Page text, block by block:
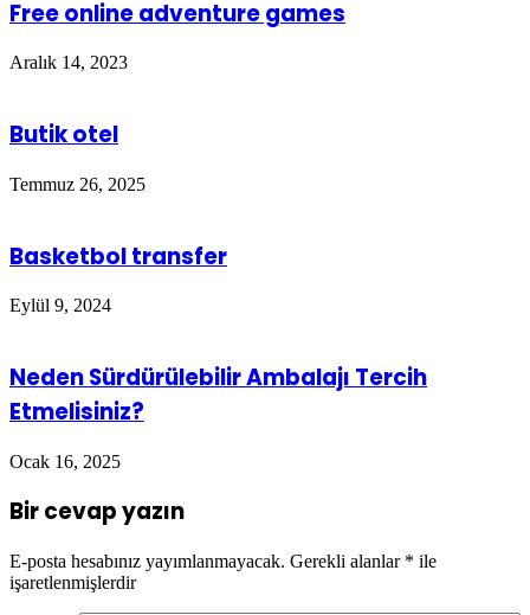
Free online adventure games
Aralık 14, 2023
Butik otel
Temmuz 26, 2025
Basketbol transfer
Eylül 9, 2024
Neden Sürdürülebilir Ambalajı Tercih
Etmelisiniz?
Ocak 16, 2025
Bir cevap yazın
E-posta hesabınız yayımlanmayacak. Gerekli alanlar * ile
işaretlenmişlerdir